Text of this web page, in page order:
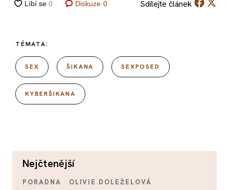
Diskuze 0 Sdílejte článek
TÉMATA:
SEX ŠIKANA SEXPOSED
KYBERŠIKANA
nejčtenější
PORADNA OLIVIE DOLEŽELOVÁ